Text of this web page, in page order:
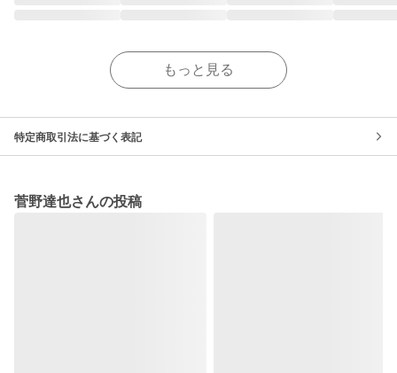
もっと見る
特定商取引法に基づく表記
菅野達也さんの投稿